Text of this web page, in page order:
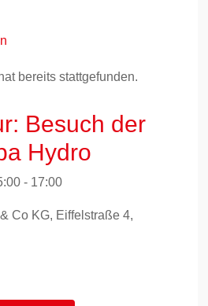
bereits stattgefunden.
Besuch der
Hydro
- 17:00
Co KG, Eiffelstraße 4,